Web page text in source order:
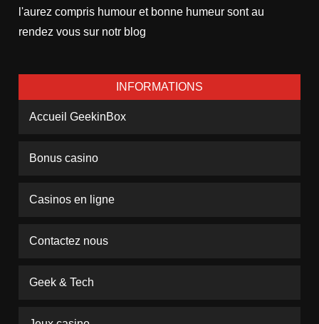
l'aurez compris humour et bonne humeur sont au
rendez vous sur notr blog
INFORMATIONS
Accueil GeekinBox
Bonus casino
Casinos en ligne
Contactez nous
Geek & Tech